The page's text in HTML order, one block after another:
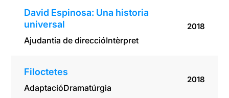
David Espinosa: Una historia
universal
Ajudantia de direccióIntèrpret
2018
Filoctetes
AdaptacióDramatúrgia
2018